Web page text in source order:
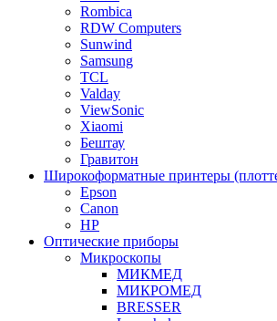
Rombica
RDW Computers
Sunwind
Samsung
TCL
Valday
ViewSonic
Xiaomi
Бештау
Гравитон
Широкоформатные принтеры
Epson
Canon
HP
Оптические приборы
Микроскопы
МИКМЕД
МИКРОМЕД
BRESSER